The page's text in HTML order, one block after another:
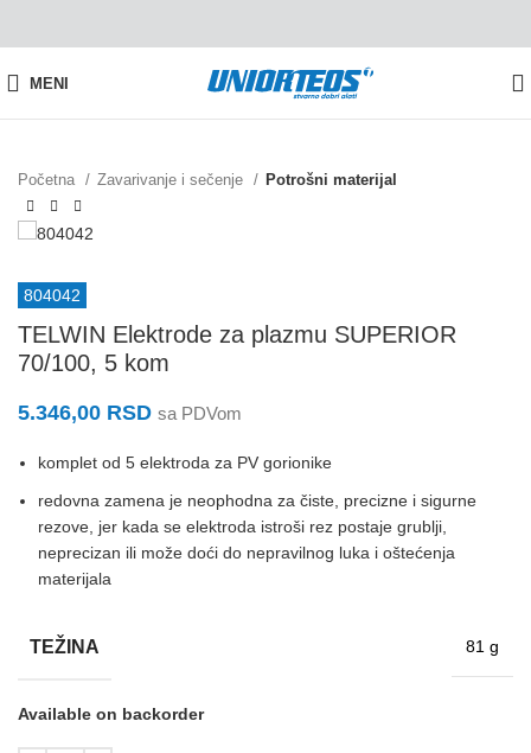
MENI
Početna Zavarivanje i sečenje Potrošni materijal
804042
TELWIN Elektrode za plazmu SUPERIOR
70/100, 5 kom
5.346,00 RSD sa PDVom
komplet od 5 elektroda za PV gorionike
redovna zamena je neophodna za čiste, precizne i sigurne
rezove, jer kada se elektroda istroši rez postaje grublji,
neprecizan ili može doći do nepravilnog luka i oštećenja
materijala
TEŽINA 81 g
Available on backorder